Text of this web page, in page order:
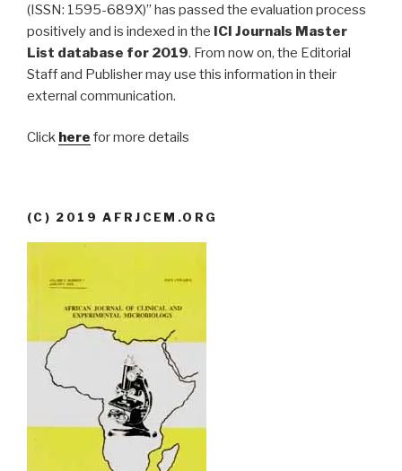
(ISSN: 1595-689X)” has passed the evaluation process
positively and is indexed in the ICI Journals Master
List database for 2019. From now on, the Editorial
Staff and Publisher may use this information in their
external communication.
Click here for more details
(C) 2019 AFRJCEM.ORG